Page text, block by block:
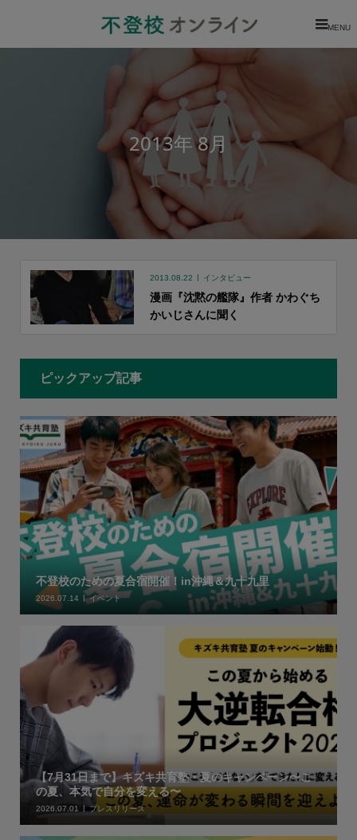
MENU
2013年 8月
2013.08.22 インタビュー
漫画『沈黙の艦隊』作者 かわぐち
かいじさんに聞く
ピックアップ記事
不登校のための夏合宿開催！in沖縄＆九十九里
2026.07.14 イベント
【7月31日まで】キズキ共育塾・夏のキャンペーン〜こ
の夏、本気で自分を変える〜
2026.07.01 プレスリリース